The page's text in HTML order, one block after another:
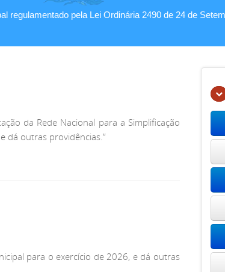
regulamentado pela Lei Ordinária 2490 de 24 de
da Rede Nacional para a Simplificação
dá outras providências.”
para o exercício de 2026, e dá outras